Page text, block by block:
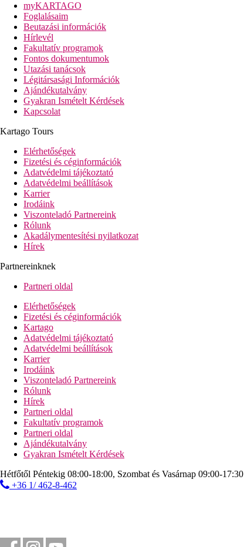
myKARTAGO
Foglalásaim
Beutazási információk
Hírlevél
Fakultatív programok
Fontos dokumentumok
Utazási tanácsok
Légitársasági Információk
Ajándékutalvány
Gyakran Ismételt Kérdések
Kapcsolat
Kartago Tours
Elérhetőségek
Fizetési és céginformációk
Adatvédelmi tájékoztató
Adatvédelmi beállítások
Karrier
Irodáink
Viszonteladó Partnereink
Rólunk
Akadálymentesítési nyilatkozat
Hírek
Partnereinknek
Partneri oldal
Elérhetőségek
Fizetési és céginformációk
Kartago
Adatvédelmi tájékoztató
Adatvédelmi beállítások
Karrier
Irodáink
Viszonteladó Partnereink
Rólunk
Hírek
Partneri oldal
Fakultatív programok
Partneri oldal
Ajándékutalvány
Gyakran Ismételt Kérdések
Hétfőtől Péntekig 08:00-18:00, Szombat és Vasárnap 09:00-17:30
+36 1/ 462-8-462